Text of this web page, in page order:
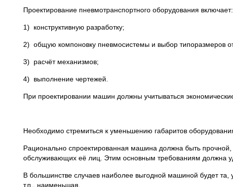
Проектирование пневмотранспортного оборудования включает:
1) конструктивную разработку;
2) общую компоновку пневмосистемы и выбор типоразмеров
3) расчёт механизмов;
4) выполнение чертежей.
При проектировании машин должны учитываться
Необходимо стремиться к уменьшению габаритов
Рационально спроектированная машина должна быть
обслуживающих её лиц. Этим основным требованиям должна
В большинстве случаев наиболее выгодной машиной будет
т.п., наименьшая.